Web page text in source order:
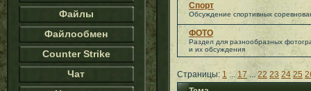
Файлы
Файлообмен
Counter Strike
Чат
Спорт
Обсуждение спортивных
ФОТО
Раздел для разнообразных
и их обсуждения
Страницы: 1 ... 17...22 23 24 25